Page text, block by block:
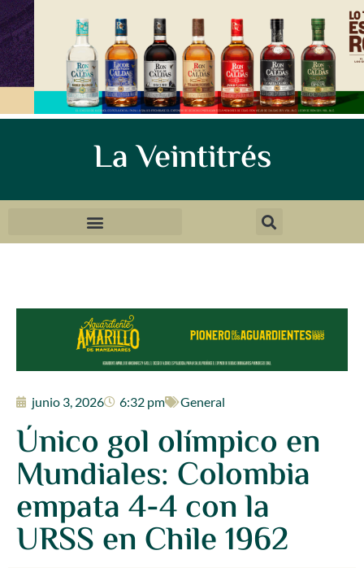
La Veintitrés
junio 3, 2026 6:32 pm General
Único gol olímpico en
Mundiales: Colombia
empata 4-4 con la
URSS en Chile 1962